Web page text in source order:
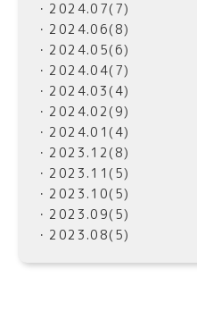
・2024.07(7)
・2024.06(8)
・2024.05(6)
・2024.04(7)
・2024.03(4)
・2024.02(9)
・2024.01(4)
・2023.12(8)
・2023.11(5)
・2023.10(5)
・2023.09(5)
・2023.08(5)